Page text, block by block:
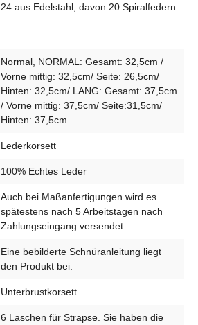
24 aus Edelstahl, davon 20 Spiralfedern
Normal, NORMAL: Gesamt: 32,5cm /
Vorne mittig: 32,5cm/ Seite: 26,5cm/
Hinten: 32,5cm/ LANG: Gesamt: 37,5cm
/ Vorne mittig: 37,5cm/ Seite:31,5cm/
Hinten: 37,5cm
Lederkorsett
100% Echtes Leder
Auch bei Maßanfertigungen wird es
spätestens nach 5 Arbeitstagen nach
Zahlungseingang versendet.
Eine bebilderte Schnüranleitung liegt
den Produkt bei.
Unterbrustkorsett
6 Laschen für Strapse. Sie haben die